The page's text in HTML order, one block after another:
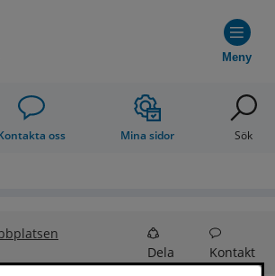
Meny
oss Mina sidor Sök
Dela Kontakt